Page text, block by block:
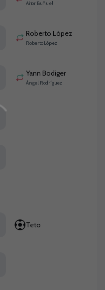
Aitor Buñuel
Roberto López
Roberto López
Yann Bodiger
Ángel Rodríguez
Teto